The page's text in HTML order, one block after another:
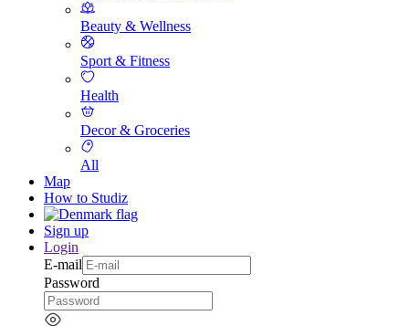
Beauty & Wellness
Sport & Fitness
Health
Decor & Groceries
All
Map
How to Studiz
Sign up
Login
E-mail
Password